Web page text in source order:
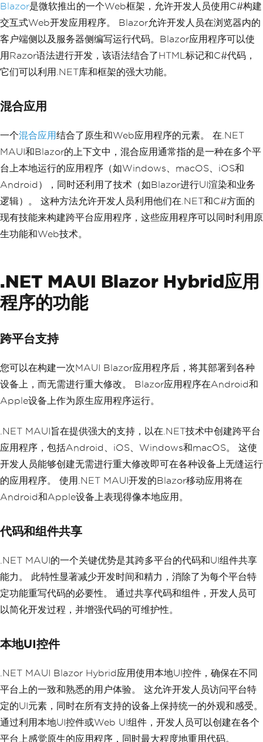
Blazor是微软推出的一个Web框架，允许开发人员使用C#构建
交互式Web开发应用程序。 Blazor允许开发人员在浏览器内的
客户端侧以及服务器侧编写运行代码。Blazor应用程序可以使
用Razor语法进行开发，该语法结合了HTML标记和C#代码，
它们可以利用.NET库和框架的强大功能。
混合应用
一个混合应用结合了原生和Web应用程序的元素。 在.NET
MAUI和Blazor的上下文中，混合应用通常指的是一种在多个平
台上本地运行的应用程序（如Windows、macOS、iOS和
Android），同时还利用了技术（如Blazor进行UI渲染和业务
逻辑）。 这种方法允许开发人员利用他们在.NET和C#方面的
现有技能来构建跨平台应用程序，这些应用程序可以同时利用原
生功能和Web技术。
.NET MAUI Blazor Hybrid应用
程序的功能
跨平台支持
您可以在构建一次MAUI Blazor应用程序后，将其部署到各种
设备上，而无需进行重大修改。 Blazor应用程序在Android和
Apple设备上作为原生应用程序运行。
.NET MAUI旨在提供强大的支持，以在.NET技术中创建跨平台
应用程序，包括Android、iOS、Windows和macOS。 这使
开发人员能够创建无需进行重大修改即可在各种设备上无缝运行
的应用程序。 使用.NET MAUI开发的Blazor移动应用将在
Android和Apple设备上表现得像本地应用。
代码和组件共享
.NET MAUI的一个关键优势是其跨多平台的代码和UI组件共享
能力。 此特性显著减少开发时间和精力，消除了为每个平台特
定功能重写代码的必要性。 通过共享代码和组件，开发人员可
以简化开发过程，并增强代码的可维护性。
本地UI控件
.NET MAUI Blazor Hybrid应用使用本地UI控件，确保在不同
平台上的一致和熟悉的用户体验。 这允许开发人员访问平台特
定的UI元素，同时在所有支持的设备上保持统一的外观和感受。
通过利用本地UI控件或Web UI组件，开发人员可以创建在各个
平台上感觉原生的应用程序，同时最大程度地重用代码。